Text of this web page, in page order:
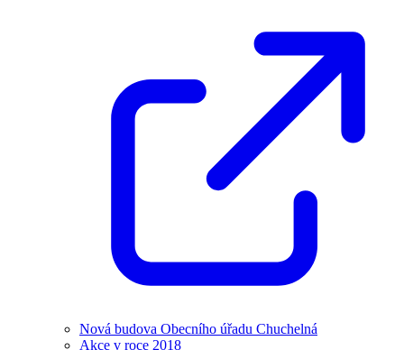
Nová budova Obecního úřadu Chuchelná
Akce v roce 2018